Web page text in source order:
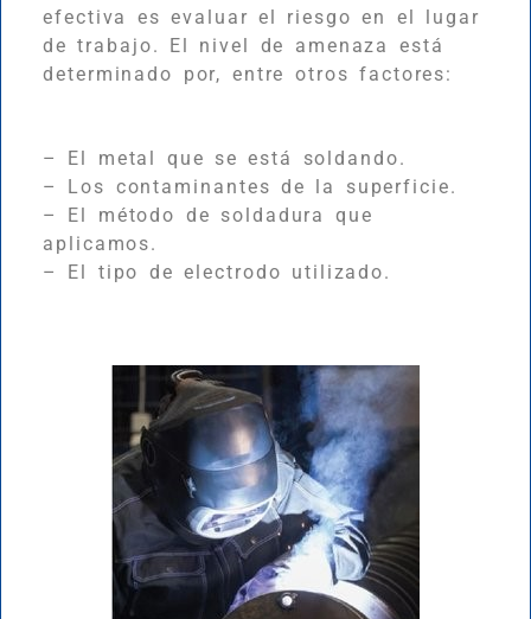
efectiva es evaluar el riesgo en el lugar
de trabajo. El nivel de amenaza está
determinado por, entre otros factores:
– El metal que se está soldando.
– Los contaminantes de la superficie.
– El método de soldadura que
aplicamos.
– El tipo de electrodo utilizado.